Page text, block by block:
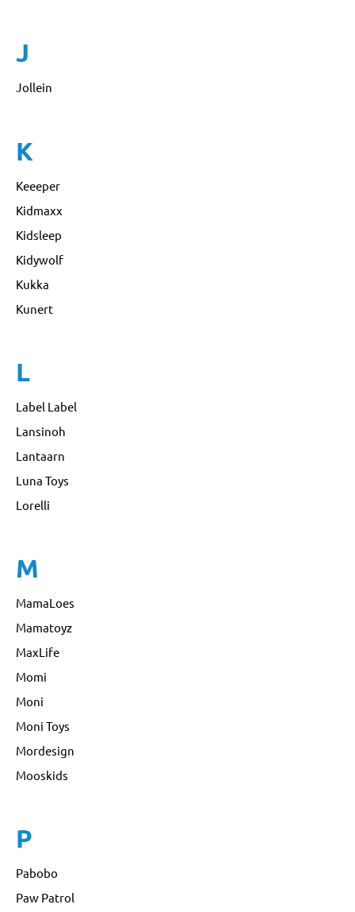
J
Jollein
K
Keeeper
Kidmaxx
Kidsleep
Kidywolf
Kukka
Kunert
L
Label Label
Lansinoh
Lantaarn
Luna Toys
Lorelli
M
MamaLoes
Mamatoyz
MaxLife
Momi
Moni
Moni Toys
Mordesign
Mooskids
P
Pabobo
Paw Patrol